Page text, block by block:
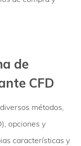
de
CFD
métodos,
opciones y
características y